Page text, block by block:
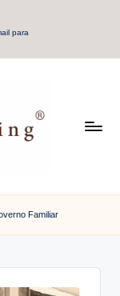
para
Familiar